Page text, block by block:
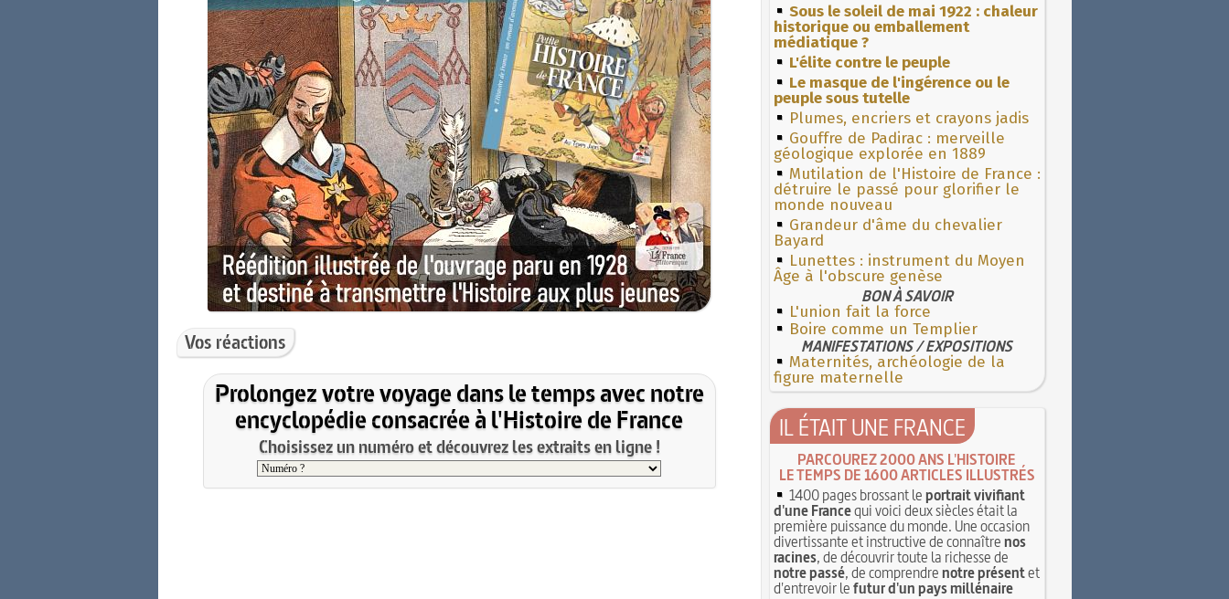
Vos réactions
Prolongez votre voyage dans le temps avec notre
encyclopédie consacrée à l'Histoire de France
Choisissez un numéro et découvrez les extraits en ligne !
Sous le soleil de mai 1922 : chaleur
historique ou emballement
médiatique ?
L'élite contre le peuple
Le masque de l'ingérence ou le
peuple sous tutelle
Plumes, encriers et crayons jadis
Gouffre de Padirac : merveille
géologique explorée en 1889
Mutilation de l'Histoire de France :
détruire le passé pour glorifier le
monde nouveau
Grandeur d'âme du chevalier
Bayard
Lunettes : instrument du Moyen
Âge à l'obscure genèse
BON À SAVOIR
L'union fait la force
Boire comme un Templier
MANIFESTATIONS / EXPOSITIONS
Maternités, archéologie de la
figure maternelle
IL ÉTAIT UNE FRANCE
PARCOUREZ 2000 ANS L'HISTOIRE
LE TEMPS DE 1600 ARTICLES ILLUSTRÉS
1400 pages brossant leportrait vivifiant
d'une Francequi voici deux siècles était la
première puissance du monde. Une occasion
divertissante et instructive de connaîtrenos
racines, de découvrir toute la richesse de
notre passé, de comprendrenotre présentet
d'entrevoir lefutur d'un pays millénaire